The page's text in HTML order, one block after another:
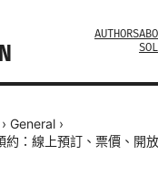
AUTHORS
› General ›
約：線上預訂、票價、開